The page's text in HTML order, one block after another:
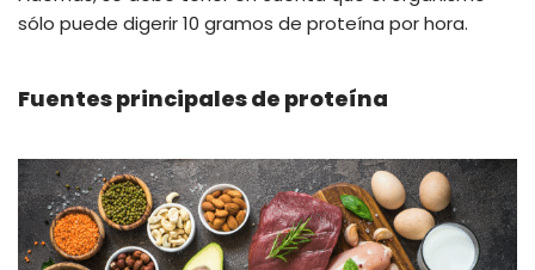
sólo puede digerir 10 gramos de proteína por hora.
Fuentes principales de proteína